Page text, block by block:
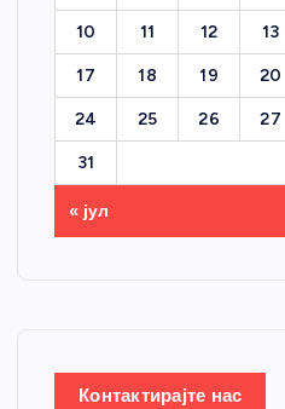
10 11 12 13
17 18 19 20
24 25 26 27
31
« јул
Контактирајте нас